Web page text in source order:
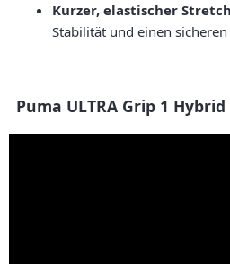
Kurzer, elastischer
Stabilität und einen
Puma ULTRA Grip 1